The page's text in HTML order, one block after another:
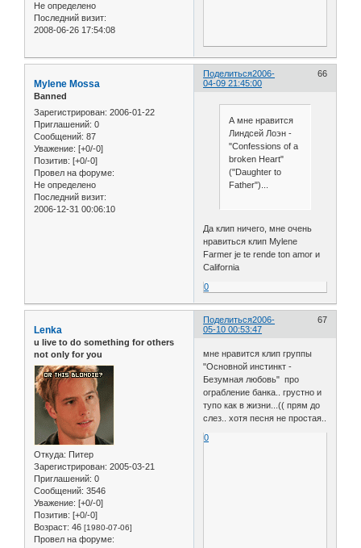
Не определено
Последний визит:
2008-06-26 17:54:08
Поделиться 66
2006-
04-09 21:45:00
Mylene Mossa
Banned
Зарегистрирован: 2006-01-22
Приглашений: 0
Сообщений: 87
Уважение: [+0/-0]
Позитив: [+0/-0]
Провел на форуме:
Не определено
Последний визит:
2006-12-31 00:06:10
А мне нравится
Линдсей Лоэн -
"Confessions of a
broken Heart"
("Daughter to
Father")...
Да клип ничего, мне очень
нравиться клип Mylene
Farmer je te rende ton amor и
California
0
Поделиться 67
2006-
05-10 00:53:47
Lenka
u live to do something for others
not only for you
Откуда: Питер
Зарегистрирован: 2005-03-21
Приглашений: 0
Сообщений: 3546
Уважение: [+0/-0]
Позитив: [+0/-0]
Возраст: 46 [1980-07-06]
Провел на форуме:
мне нравится клип группы
"Основной инстинкт -
Безумная любовь" про
ограбление банка.. грустно и
тупо как в жизни...(( прям до
слез.. хотя песня не простая..
0